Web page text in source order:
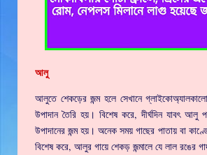
আলু
আলুতে শেকড়ের জন্ম হলে সেখানে
উপাদান তৈরি হয়। বিশেষ করে, দীর্ঘদিন যাবৎ আলু
উপাদানের জন্ম হয়। অনেক সময় গাছের পাতায় বা
বিশেষ করে, আলুর গায়ে শেকড় জন্মালে যে লাল রঙের